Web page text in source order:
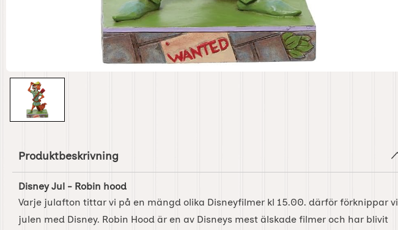
Produktbeskrivning
Disney Jul - Robin hood
Varje julafton tittar vi på en mängd olika Disneyfilmer kl 15.00. därför förknippar vi
julen med Disney. Robin Hood är en av Disneys mest älskade filmer och har blivit